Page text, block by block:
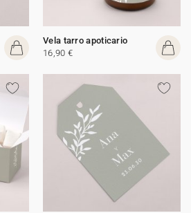
Vela tarro apoticario
16,90 €